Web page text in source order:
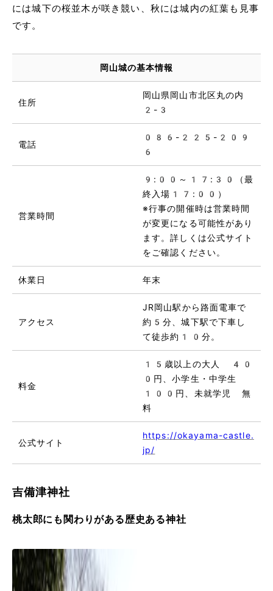
には城下の桜並木が咲き競い、秋には城内の紅葉も見事
です。
岡山城の基本情報
住所
岡山県岡山市北区丸の内
2-3
電話
086-225-209
6
営業時間
9:00～17:30（最
終入場17:00）
※行事の開催時は営業時間
が変更になる可能性があり
ます。詳しくは公式サイト
をご確認ください。
休業日 年末
アクセス
JR岡山駅から路面電車で
約5分、城下駅で下車し
て徒歩約10分。
料金
15歳以上の大人 40
0円、小学生・中学生
100円、未就学児 無
料
公式サイト
https://okayama-castle.
jp/
吉備津神社
桃太郎にも関わりがある歴史ある神社